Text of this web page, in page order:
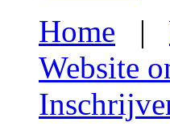
Home |
Website